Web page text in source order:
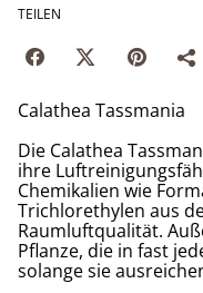
TEILEN
Calathea Tassmania
Die Calathea
ihre
Chemikalien wie
Trichlorethylen aus
Raumluftqualität.
Pflanze, die in fast
solange sie